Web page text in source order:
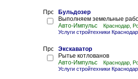
Бульдозер
Выполняем земельные
Авто-Импульс
Краснодар,
Услуги стройтехники Краснодар
Экскаватор
Рытье котлованов
Авто-Импульс
Краснодар,
Услуги стройтехники Краснодар